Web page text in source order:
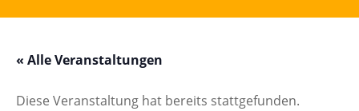
« Alle Veranstaltungen
Diese Veranstaltung hat bereits stattgefunden.